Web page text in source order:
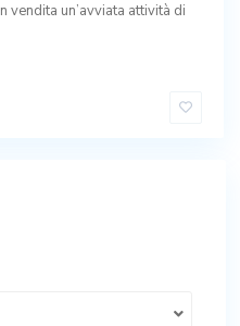
vendita un’avviata attività di